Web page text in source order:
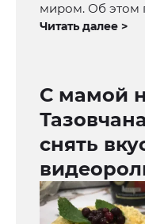
миром. Об этом
Читать далее >
С мамой
снять